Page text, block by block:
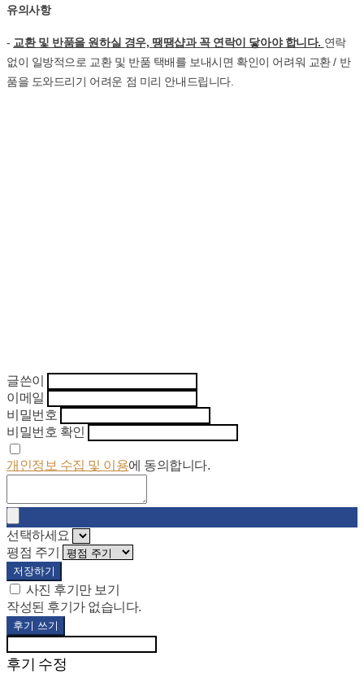
유의사항
- 교환 및 반품을 원하실 경우, 땡땡샵과 꼭 연락이 닿아야 합니다. 연락
없이 일방적으로 교환 및 반품 택배를 보내시면 확인이 어려워 교환 / 반
품을 도와드리기 어려운 점 미리 안내드립니다.
글쓴이
이메일
비밀번호
비밀번호 확인
개인정보 수집 및 이용에 동의합니다.
선택하세요
평점 주기
저장하기
사진 후기만 보기
작성된 후기가 없습니다.
후기 쓰기
후기 수정